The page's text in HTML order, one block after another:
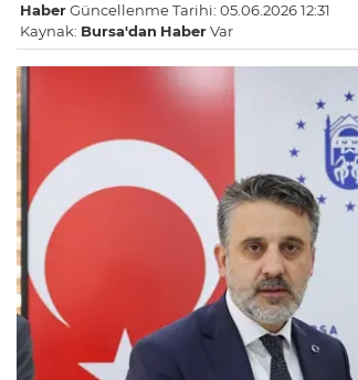
HaberGüncellenme Tarihi: 05.06.2026 12:31
Kaynak: Bursa'dan HaberVar